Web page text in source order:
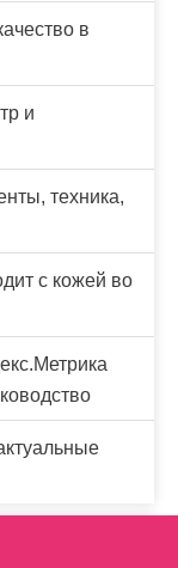
в
и
техника,
с кожей во